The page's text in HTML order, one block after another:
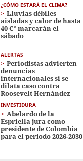
¿CÓMO ESTARÁ EL CLIMA?
Lluvias débiles
aisladas y calor de hasta
40 C° marcarán el
sábado
ALERTAS
Periodistas advierten
denuncias
internacionales si se
dilata caso contra
Roosevelt Hernández
INVESTIDURA
Abelardo de la
Espriella jura como
presidente de Colombia
para el periodo 2026-2030